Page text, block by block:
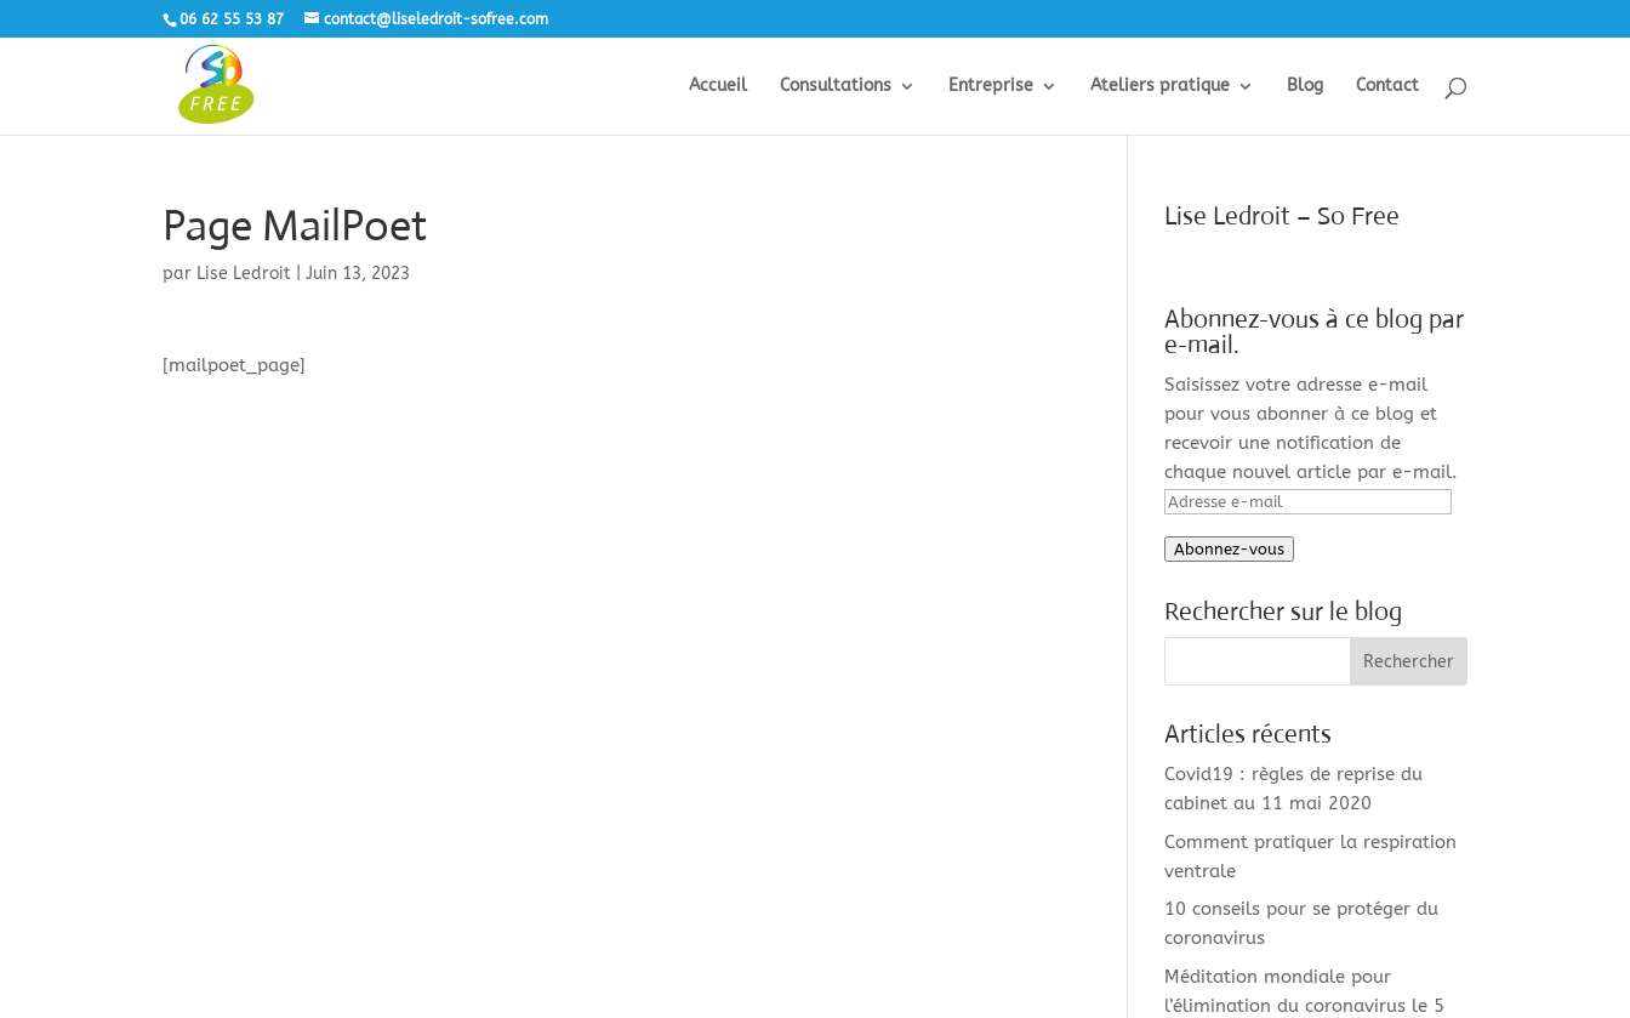
06 62 55 53 87 contact@liseledroit-sofree.com
Accueil Consultations Entreprise Ateliers pratique Blog Contact
Page MailPoet
par Lise Ledroit |Juin 13, 2023
[mailpoet_page]
Lise Ledroit – So Free
Abonnez-vous à ce blog par
e-mail.
Saisissez votre adresse e-mail
pour vous abonner à ce blog et
recevoir une notification de
chaque nouvel article par e-mail.
Adresse
mail
Abonnez-vous
Rechercher sur le blog
Articles récents
Covid19 : règles de reprise du
cabinet au 11 mai 2020
Comment pratiquer la respiration
ventrale
10 conseils pour se protéger du
coronavirus
Méditation mondiale pour
l’élimination du coronavirus le 5